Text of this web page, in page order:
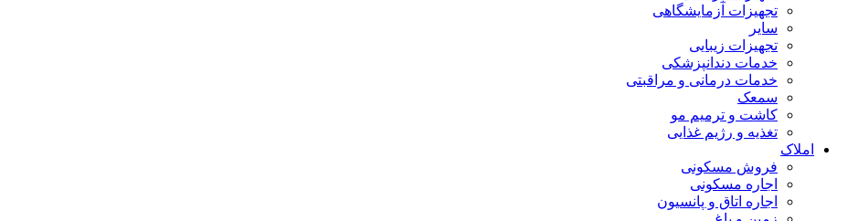
تجهیزات آزمایشگاهی
سایر
تجهیزات زیبایی
خدمات دندانپزشکی
خدمات درمانی و مراقبتی
سمعک
کاشت و ترمیم مو
تغذیه و رژیم غذایی
املاک
فروش مسکونی
اجاره مسکونی
اجاره اتاق و پانسیون